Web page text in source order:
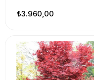
₺3.960,00